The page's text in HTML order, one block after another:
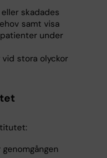
skadades
samt visa
under
stora olyckor